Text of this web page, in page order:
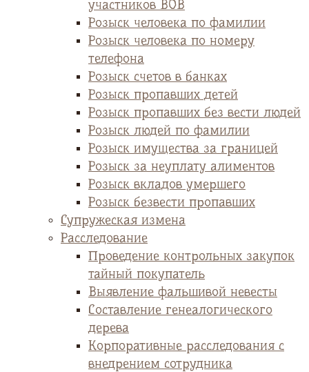
участников ВОВ
Розыск человека по фамилии
Розыск человека по номеру
телефона
Розыск счетов в банках
Розыск пропавших детей
Розыск пропавших без вести людей
Розыск людей по фамилии
Розыск имущества за границей
Розыск за неуплату алиментов
Розыск вкладов умершего
Розыск безвести пропавших
Супружеская измена
Расследование
Проведение контрольных закупок
тайный покупатель
Выявление фальшивой невесты
Cоставление генеалогического
дерева
Корпоративные расследования с
внедрением сотрудника